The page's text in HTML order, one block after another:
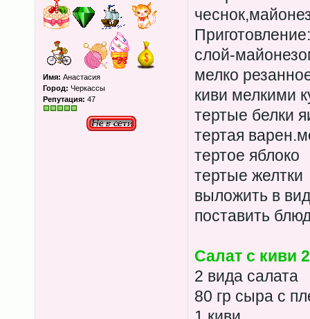
Имя: Анастасия
Город: Черкассы
Репутация: 47
слой-
мелко
киви мелкими
тертые белки
тертая
тертое яблоко
тертые желтки
выложить в
поставить
Салат с киви 2
2 вида салата
80 гр сыра с